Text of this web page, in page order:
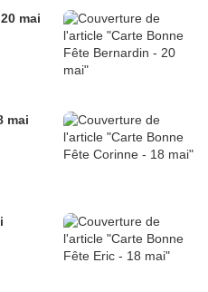
mai
mai